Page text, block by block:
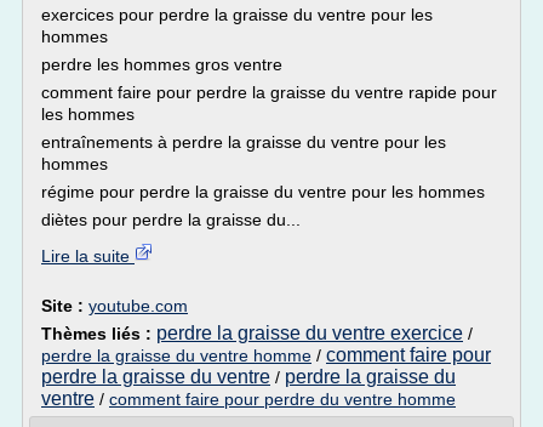
exercices pour perdre la graisse du ventre pour les
hommes
perdre les hommes gros ventre
comment faire pour perdre la graisse du ventre rapide pour
les hommes
entraînements à perdre la graisse du ventre pour les
hommes
régime pour perdre la graisse du ventre pour les hommes
diètes pour perdre la graisse du...
Lire la suite
Site : youtube.com
Thèmes liés : perdre la graisse du ventre exercice /
perdre la graisse du ventre homme / comment faire pour
perdre la graisse du ventre / perdre la graisse du
ventre / comment faire pour perdre du ventre homme